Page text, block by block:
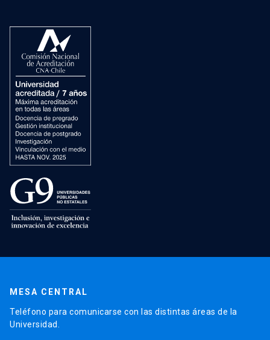
MESA CENTRAL
Teléfono para comunicarse con las distintas áreas de la
Universidad.